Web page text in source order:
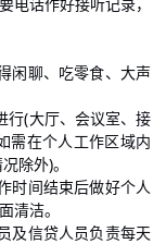
聊、吃零食、大声
(大厅、会议室、接
需在个人工作区域内
除外)。
间结束后做好个人
清洁。
信贷人员负责每天